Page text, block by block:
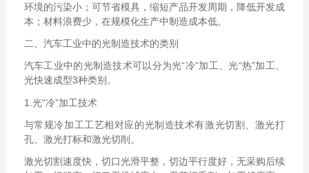
环境的污染小；可节省模具，缩短产品开发周期，降低开发成
本；材料浪费少，在规模化生产中制造成本低。
二、汽车工业中的光制造技术的类别
汽车工业中的光制造技术可以分为光“冷”加工、光“热”加工、
光快速成型3种类别。
1.光“冷”加工技术
与常规冷加工工艺相对应的光制造技术有激光切割、激光打
孔、激光打标和激光切削。
激光切割速度快，切口光滑平整，切边平行度好，无采购后续